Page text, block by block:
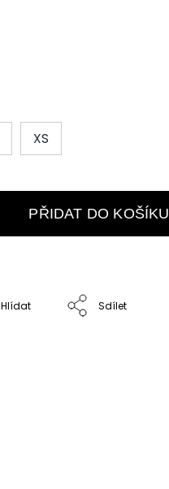
XS
PŘIDAT DO KOŠÍKU
Hlídat Sdílet